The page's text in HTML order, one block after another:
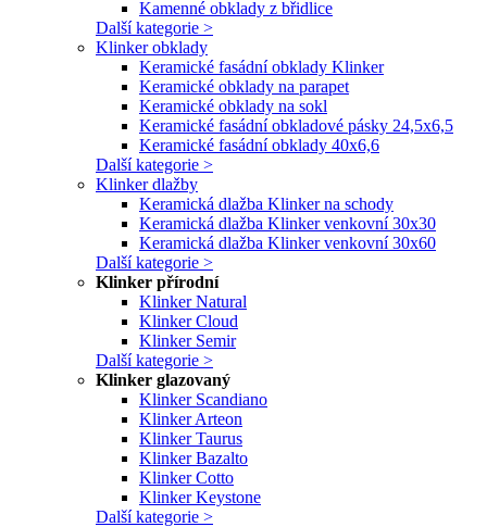
Kamenné obklady z břidlice
Další kategorie >
Klinker obklady
Keramické fasádní obklady Klinker
Keramické obklady na parapet
Keramické obklady na sokl
Keramické fasádní obkladové pásky 24,5x6,5
Keramické fasádní obklady 40x6,6
Další kategorie >
Klinker dlažby
Keramická dlažba Klinker na schody
Keramická dlažba Klinker venkovní 30x30
Keramická dlažba Klinker venkovní 30x60
Další kategorie >
Klinker přírodní
Klinker Natural
Klinker Cloud
Klinker Semir
Další kategorie >
Klinker glazovaný
Klinker Scandiano
Klinker Arteon
Klinker Taurus
Klinker Bazalto
Klinker Cotto
Klinker Keystone
Další kategorie >